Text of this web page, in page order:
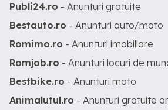
Publi24.ro - Anunturi gratuite
Bestauto.ro - Anunturi auto/moto
Romimo.ro - Anunturi imobiliare
Romjob.ro - Anunturi locuri de
Bestbike.ro - Anunturi moto
Animalutul.ro - Anunturi gratuite